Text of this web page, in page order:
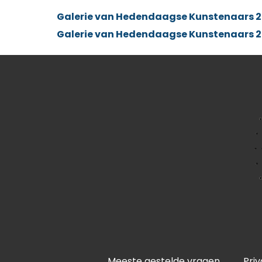
Galerie van Hedendaagse Kunstenaars
Galerie van Hedendaagse Kunstenaars